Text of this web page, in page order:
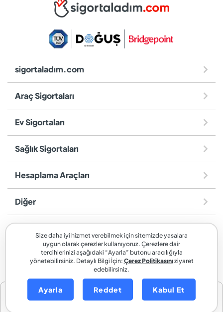
sigortaladım.com
Araç Sigortaları
Ev Sigortaları
Sağlık Sigortaları
Hesaplama Araçları
Diğer
BROKERLİĞİ A.Ş. markasıdır.
Size daha iyi hizmet verebilmek için sitemizde yasalara
uygun olarak çerezler kullanıyoruz. Çerezlere dair
tercihlerinizi aşağıdaki “Ayarla” butonu aracılığıyla
yönetebilirsiniz. Detaylı Bilgi İçin: Çerez Politikasınıziyaret
edebilirsiniz.
Ayarla Reddet
Kabul Et
Kasko Teklif Al
Trafik Sigortası Teklif Al